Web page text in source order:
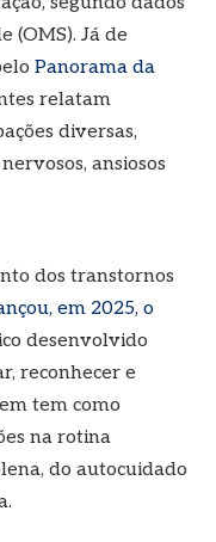
(OMS). Já de
Panorama da
relatam
diversas,
ansiosos
dos transtornos
em 2025, o
desenvolvido
reconhecer e
tem como
na rotina
do autocuidado